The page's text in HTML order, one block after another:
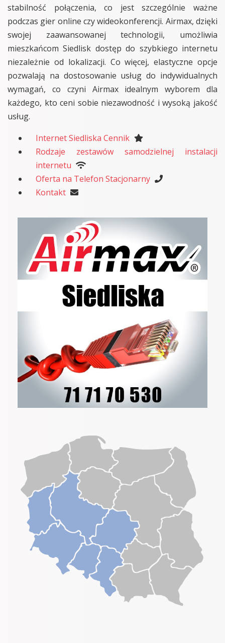
stabilność połączenia, co jest szczególnie ważne
podczas gier online czy wideokonferencji. Airmax, dzięki
swojej zaawansowanej technologii, umożliwia
mieszkańcom Siedlisk dostęp do szybkiego internetu
niezależnie od lokalizacji. Co więcej, elastyczne opcje
pozwalają na dostosowanie usług do indywidualnych
wymagań, co czyni Airmax idealnym wyborem dla
każdego, kto ceni sobie niezawodność i wysoką jakość
usług.
Internet Siedliska Cennik
Rodzaje zestawów samodzielnej instalacji
internetu
Oferta na Telefon Stacjonarny
Kontakt